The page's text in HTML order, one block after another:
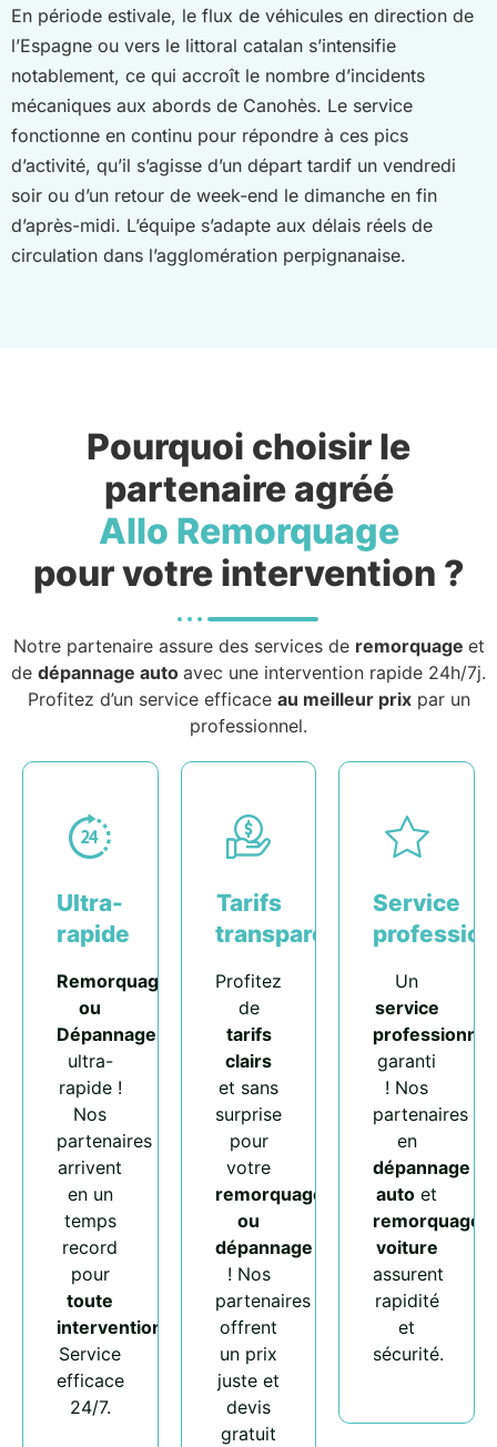
En période estivale, le flux de véhicules en direction de
l’Espagne ou vers le littoral catalan s’intensifie
notablement, ce qui accroît le nombre d’incidents
mécaniques aux abords de Canohès. Le service
fonctionne en continu pour répondre à ces pics
d’activité, qu’il s’agisse d’un départ tardif un vendredi
soir ou d’un retour de week-end le dimanche en fin
d’après-midi. L’équipe s’adapte aux délais réels de
circulation dans l’agglomération perpignanaise.
Pourquoi choisir le
partenaire agréé
Allo Remorquage
pour votre intervention ?
Notre partenaire assure des services de remorquage et
de dépannage auto avec une intervention rapide 24h/7j.
Profitez d’un service efficace au meilleur prixpar un
professionnel.
Ultra-
rapide
Remorquage
ou
Dépannage
ultra-
rapide !
Nos
partenaires
arrivent
en un
temps
record
pour
toute
intervention
Service
efficace
24/7.
Tarifs
transparents
Profitez
de
tarifs
clairs
et sans
surprise
pour
votre
remorquage
ou
dépannage
! Nos
partenaires
offrent
un prix
juste et
devis
gratuit
Service
Un
service
professionnel
garanti
! Nos
partenaires
en
dépannage
auto et
remorquage
voiture
assurent
rapidité
et
sécurité.